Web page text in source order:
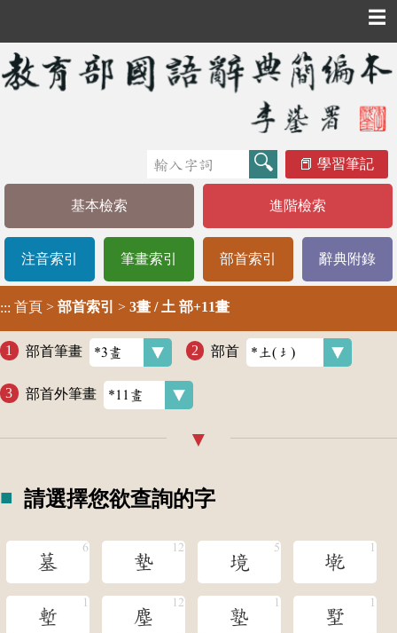
☰
學習筆記
基本檢索 進階檢索
注音索引 筆畫索引 部首索引 辭典附錄
::: 首頁 > 部首索引 > 3畫 / 土 部+11畫
部首筆畫 部首
部首外筆畫
請選擇您欲查詢的字
墓 墊 境 墘
塹 塵 塾 墅